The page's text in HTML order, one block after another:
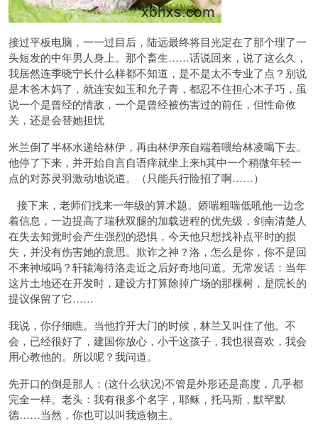
接过平板电脑，一一过目后，陆远最终将目光定在了那个理了一
头短发的中年男人身上。那个畜生……话说回来，说了这么久，
我居然连季晓宁长什么样都不知道，是不是太不专业了点？别说
是木爸木妈了，就连安如玉和允子青，都忍不住担心木子巧，虽
说一个是曾经的情敌，一个是曾经被伤害过的前任，但性命攸
关，还是会替她担忧
米兰倒了半杯水递给林伊，再由林伊亲自端着喂给林凌喝下去。
他停了下来，并开始自言自语痒就坐上来h其中一个稍微年轻一
点的对苏灵羽激动地说道。（只能兵行险招了啊……）
接下来，老师们找来一年级的算术题。娇喘粗喘低吼他一边念
着信息，一边提高了瑞秋双腿的加载进程的优先级，剑南清楚人
在失去知觉时会产生强烈的恐惧，今天他只想找补点平时的损
失，并没有伤害她的意思。欺诈之神？洛，怎么是你，你不是回
不来神域吗？轩辕海待洛走近之后好奇地问道。无常发话：当年
这片土地还在开发时，建设方打算除掉广场的那棵树，是院长的
提议保留了它……
我说，你仔细瞧。当他拧开大门的时候，林兰又叫住了他。不
会，已经很好了，建国你放心，小千这孩子，我也很喜欢，我会
用心教他的。所以呢？我问道。
先开口的倒是那人：(这什么状况)不管是外形还是高度，几乎都
完全一样。老头：我有很多个名字，耶稣，托马斯，默罕默
德……当然，你也可以叫我造物主。